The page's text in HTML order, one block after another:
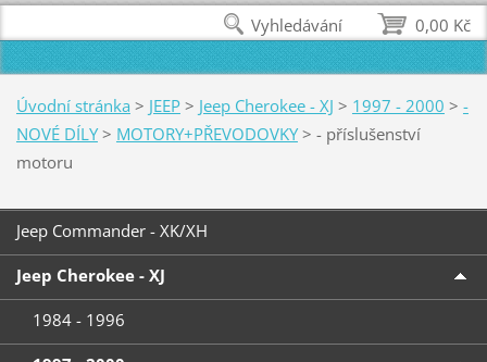
Úvodní stránka > JEEP > Jeep Cherokee - XJ > 1997 - 2000 > -
NOVÉ DÍLY > MOTORY+PŘEVODOVKY > - příslušenství
motoru
Jeep Commander - XK/XH
Jeep Cherokee - XJ
1984 - 1996
0,00 Kč
Vyhledávání